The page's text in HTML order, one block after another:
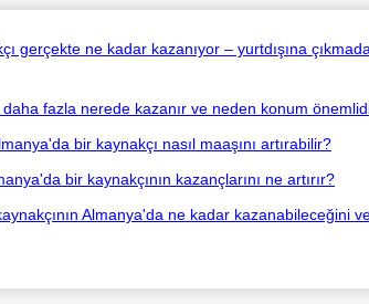
gerçekte ne kadar kazanıyor – yurtdışına
fazla nerede kazanır ve neden konum
bir kaynakçı nasıl maaşını artırabilir?
bir kaynakçının kazançlarını ne artırır?
Almanya'da ne kadar kazanabileceğini